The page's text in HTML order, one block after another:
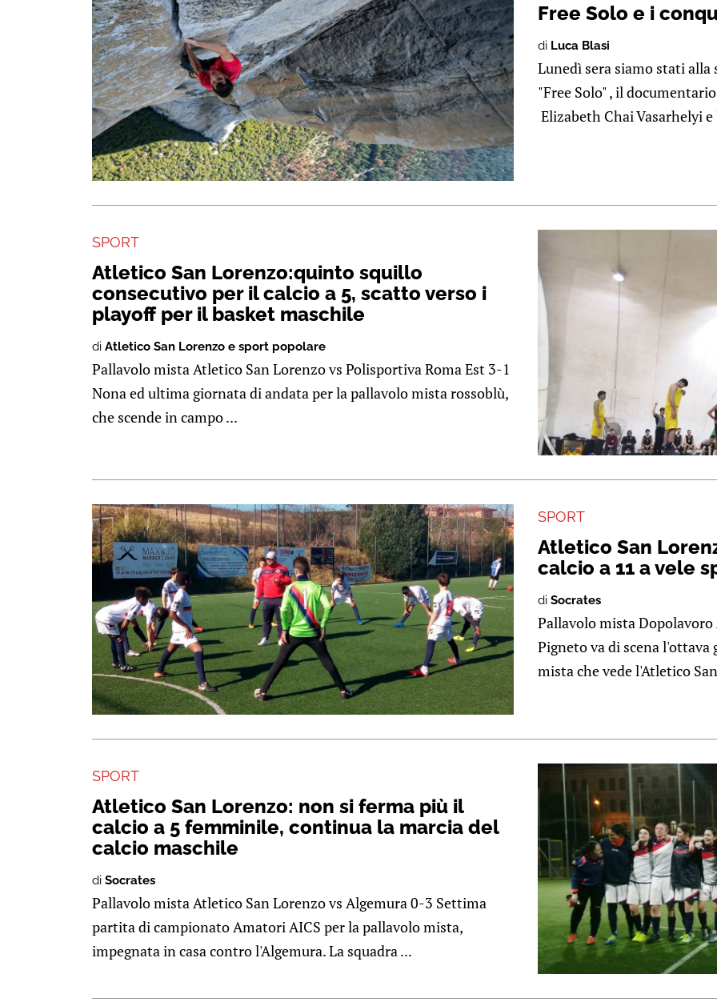
Free Solo e i
di Luca Blasi
Lunedì sera siamo stati
"Free Solo" , il
Elizabeth Chai Vasarhelyi
SPORT
Atletico San Lorenzo:quinto squillo
consecutivo per il calcio a 5, scatto verso i
playoff per il basket maschile
di Atletico San Lorenzo e sport popolare
Pallavolo mista Atletico San Lorenzo vs Polisportiva Roma Est 3-1
Nona ed ultima giornata di andata per la pallavolo mista rossoblù,
che scende in campo ...
SPORT
Atletico San
calcio a 11 a vele
di Socrates
Pallavolo mista
Pigneto va di scena
mista che vede l'Atletico
SPORT
Atletico San Lorenzo: non si ferma più il
calcio a 5 femminile, continua la marcia del
calcio maschile
di Socrates
Pallavolo mista Atletico San Lorenzo vs Algemura 0-3 Settima
partita di campionato Amatori AICS per la pallavolo mista,
impegnata in casa contro l'Algemura. La squadra ...